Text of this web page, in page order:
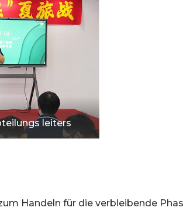
leiters
Handeln für die verbleibende